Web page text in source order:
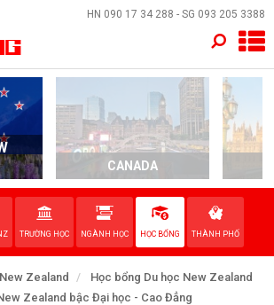
HN 090 17 34 288 - SG 093 205 3388
CANADA
TRƯỜNG HỌC NGÀNH HỌC HỌC BỔNG THÀNH PHỐ
Zealand
Học bổng Du học New Zealand
Zealand bậc Đại học - Cao Đẳng
×